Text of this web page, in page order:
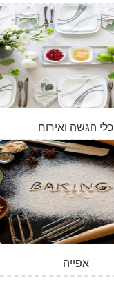
כלי הגשה ואירוח
אפייה